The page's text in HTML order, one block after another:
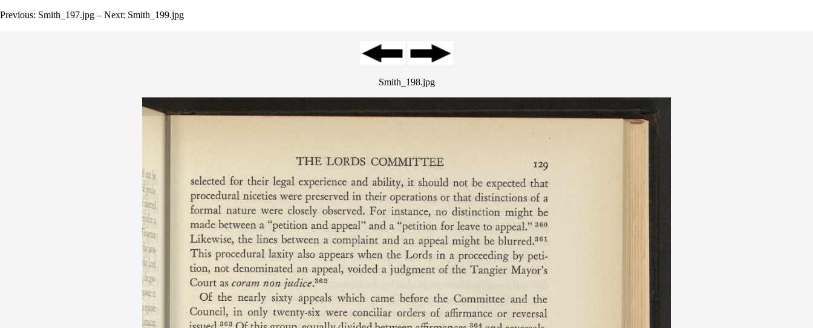
Previous: Smith_197.jpg – Next: Smith_199.jpg
Smith_198.jpg